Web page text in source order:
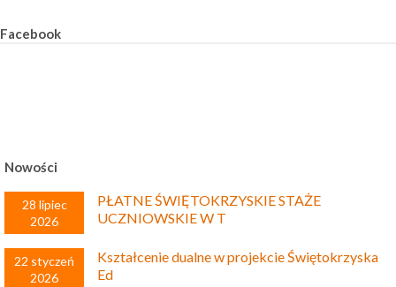
Facebook
Nowości
28 lipiec
2026
PŁATNE ŚWIĘTOKRZYSKIE STAŻE
UCZNIOWSKIE W T
22 styczeń
2026
Kształcenie dualne w projekcie Świętokrzyska
Ed